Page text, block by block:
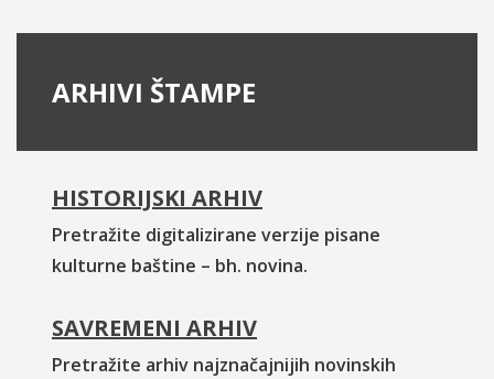
ARHIVI ŠTAMPE
HISTORIJSKI ARHIV
Pretražite digitalizirane verzije pisane
kulturne baštine – bh. novina.
SAVREMENI ARHIV
Pretražite arhiv najznačajnijih novinskih